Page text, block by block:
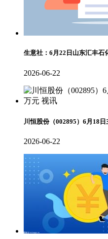
生意社：6月22日山东汇丰石
2026-06-22
川恒股份（002895）6月18
2026-06-22